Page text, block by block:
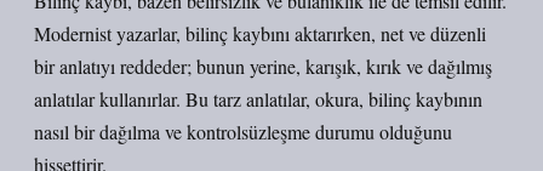
Modernist yazarlar, bilinç kaybını aktarırken, net ve düzenli
bir anlatıyı reddeder; bunun yerine, karışık, kırık ve dağılmış
anlatılar kullanırlar. Bu tarz anlatılar, okura, bilinç kaybının
nasıl bir dağılma ve kontrolsüzleşme durumu olduğunu
hissettirir.